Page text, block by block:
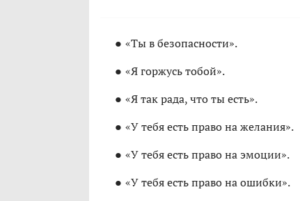
«Ты в безопасности».
«Я горжусь тобой».
«Я так рада, что ты есть».
«У тебя есть право на желания».
«У тебя есть право на эмоции».
«У тебя есть право на ошибки».